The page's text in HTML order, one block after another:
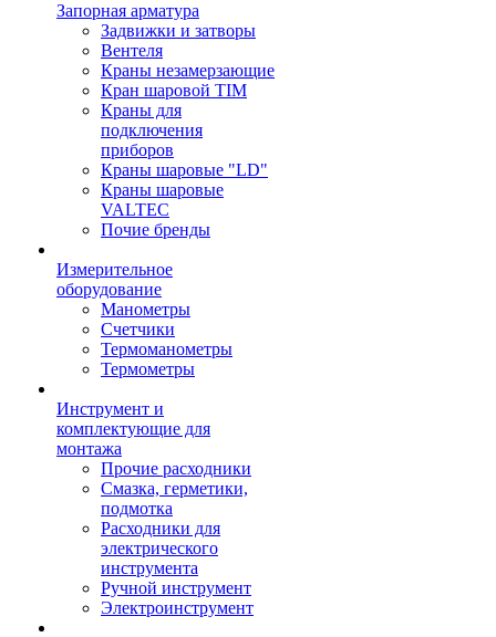
Запорная арматура
Задвижки и затворы
Вентеля
Краны незамерзающие
Кран шаровой TIM
Краны для
подключения
приборов
Краны шаровые "LD"
Краны шаровые
VALTEC
Почие бренды
Измерительное
оборудование
Манометры
Счетчики
Термоманометры
Термометры
Инструмент и
комплектующие для
монтажа
Прочие расходники
Смазка, герметики,
подмотка
Расходники для
электрического
инструмента
Ручной инструмент
Электроинструмент